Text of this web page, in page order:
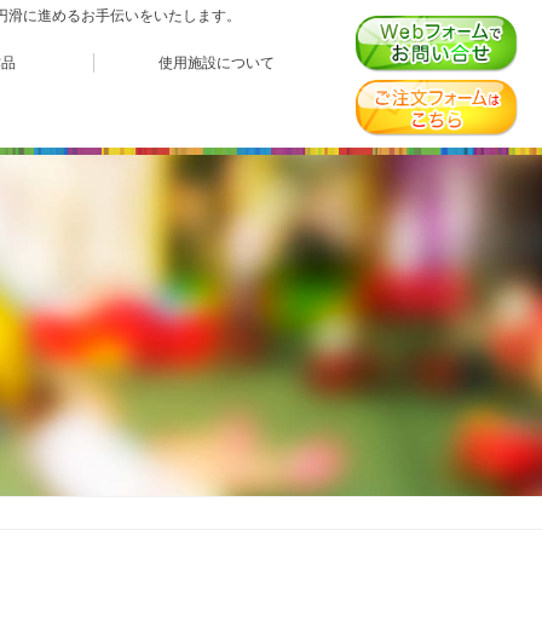
に進めるお手伝いをいたします。
使用施設について